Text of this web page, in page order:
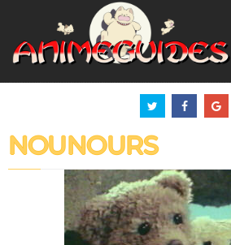
NOUNOURS
Panneau de gestion des cookies